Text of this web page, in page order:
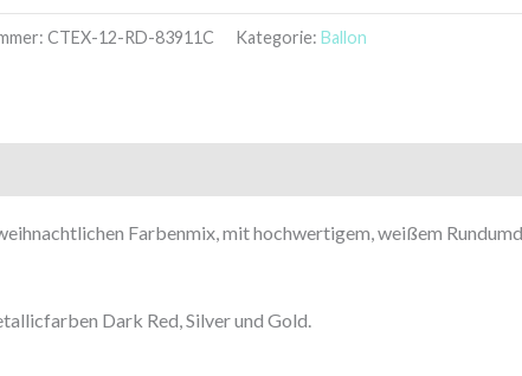
CTEX-12-RD-83911C Kategorie:Ballon
Farbenmix, mit hochwertigem, weißem
Dark Red, Silver und Gold.